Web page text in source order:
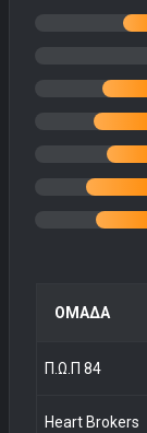
ΟΜΑΔΑ
Π.Ω.Π 84
Heart Brokers